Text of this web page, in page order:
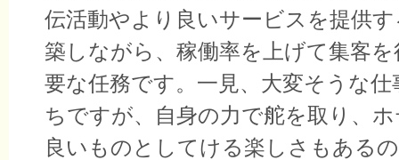
伝活動やより良いサービスを提供
築しながら、稼働率を上げて集客
要な任務です。一見、大変そうな
ちですが、自身の力で舵を取り、
良いものとしてける楽しさもある